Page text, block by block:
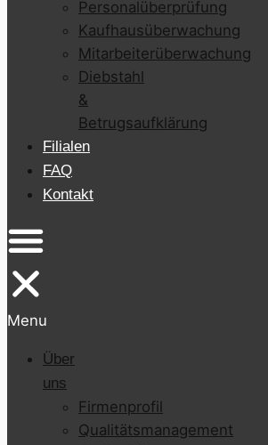
Personalüberprüfung
Kaufhausüberwachung
Mitarbeiterüberwachung
Diebstahl
&
Betrugsaufklärung
Filialen
FAQ
Kontakt
Menu
Über
uns
Firmenprofil
Qualitätsmanagement